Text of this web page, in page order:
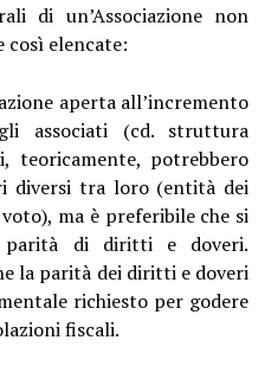
di un’Associazione non
così elencate:
aperta all’incremento
associati (cd. struttura
teoricamente, potrebbero
diversi tra loro (entità dei
ma è preferibile che si
di diritti e doveri.
la parità dei diritti e doveri
richiesto per godere
fiscali.